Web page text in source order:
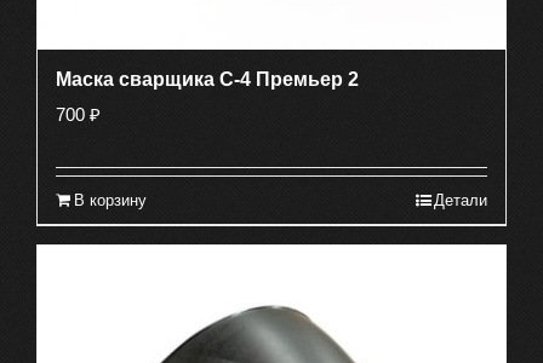
Маска сварщика С-4 Премьер 2
700 ₽
В корзину Детали